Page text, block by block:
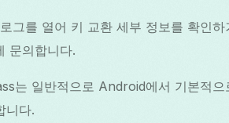
그를 열어 키 교환 세부 정보를 확인
문의합니다.
는 일반적으로 Android에서 기본적
니다.